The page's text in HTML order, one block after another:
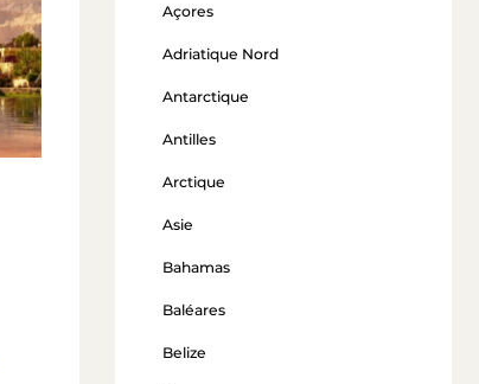
Açores
Adriatique Nord
Antarctique
Antilles
Arctique
Asie
Bahamas
Baléares
Belize